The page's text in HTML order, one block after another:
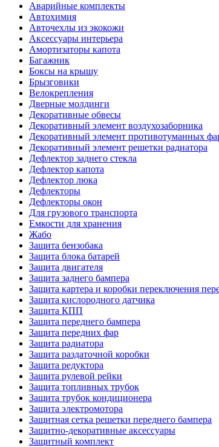
Аварийные комплекты
Автохимия
Авточехлы из экокожи
Аксессуары интерьера
Амортизаторы капота
Багажник
Боксы на крышу
Брызговики
Велокрепления
Дверные молдинги
Декоративные обвесы
Декоративный элемент воздухозаборника
Декоративный элемент противотуманных
Декоративный элемент решетки радиатора
Дефлектор заднего стекла
Дефлектор капота
Дефлектор люка
Дефлекторы
Дефлекторы окон
Для грузового транспорта
Емкости для хранения
Жабо
Защита бензобака
Защита блока батарей
Защита двигателя
Защита заднего бампера
Защита картера и коробки переключения
Защита кислородного датчика
Защита КПП
Защита переднего бампера
Защита передних фар
Защита радиатора
Защита раздаточной коробки
Защита редуктора
Защита рулевой рейки
Защита топливных трубок
Защита трубок кондиционера
Защита электромотора
Защитная сетка решетки переднего бампера
Защитно-декоративные аксессуары
Защитный комплект